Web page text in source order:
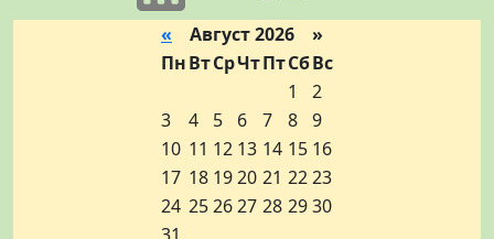
« Август 2026 »
ПнВтСрЧтПтСбВс
1
2
3
4 5 6 7 8 9
10 11 12 13 14 15 16
17 18 1920 21 2223
24 252627 28 2930